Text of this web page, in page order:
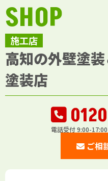
施工店
SHOP
高知の外壁塗
塗装店
電話受付 9:00-17:00
ご相